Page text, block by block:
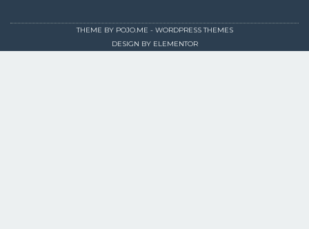
THEME BY POJO.ME - WORDPRESS THEMES
DESIGN BY ELEMENTOR